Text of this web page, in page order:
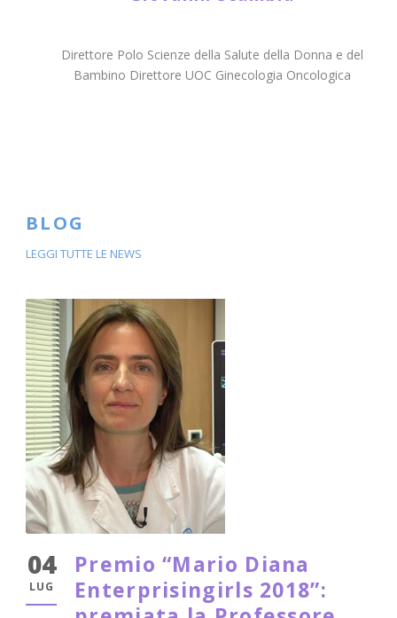
Direttore Polo Scienze della Salute della Donna e del
Bambino Direttore UOC Ginecologia Oncologica
BLOG
LEGGI TUTTE LE NEWS
04
LUG
Premio “Mario Diana
Enterprisingirls 2018”: